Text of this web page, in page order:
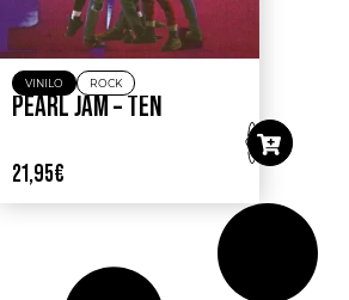
VINILO ROCK
PEARL JAM – TEN
21,95€